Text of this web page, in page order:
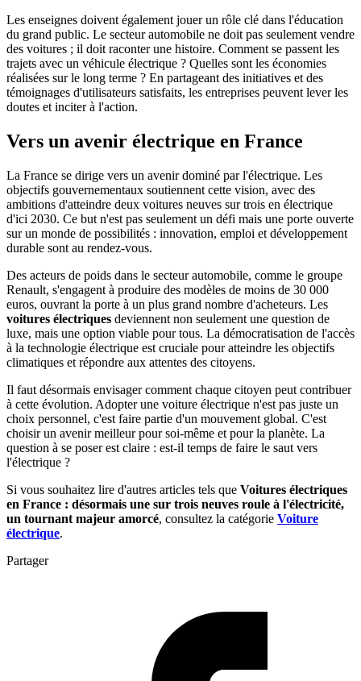
Les enseignes doivent également jouer un rôle clé dans l'éducation
du grand public. Le secteur automobile ne doit pas seulement vendre
des voitures ; il doit raconter une histoire. Comment se passent les
trajets avec un véhicule électrique ? Quelles sont les économies
réalisées sur le long terme ? En partageant des initiatives et des
témoignages d'utilisateurs satisfaits, les entreprises peuvent lever les
doutes et inciter à l'action.
Vers un avenir électrique en France
La France se dirige vers un avenir dominé par l'électrique. Les
objectifs gouvernementaux soutiennent cette vision, avec des
ambitions d'atteindre deux voitures neuves sur trois en électrique
d'ici 2030. Ce but n'est pas seulement un défi mais une porte ouverte
sur un monde de possibilités : innovation, emploi et développement
durable sont au rendez-vous.
Des acteurs de poids dans le secteur automobile, comme le groupe
Renault, s'engagent à produire des modèles de moins de 30 000
euros, ouvrant la porte à un plus grand nombre d'acheteurs. Les
voitures électriques deviennent non seulement une question de
luxe, mais une option viable pour tous. La démocratisation de l'accès
à la technologie électrique est cruciale pour atteindre les objectifs
climatiques et répondre aux attentes des citoyens.
Il faut désormais envisager comment chaque citoyen peut contribuer
à cette évolution. Adopter une voiture électrique n'est pas juste un
choix personnel, c'est faire partie d'un mouvement global. C'est
choisir un avenir meilleur pour soi-même et pour la planète. La
question à se poser est claire : est-il temps de faire le saut vers
l'électrique ?
Si vous souhaitez lire d'autres articles tels que Voitures électriques
en France : désormais une sur trois neuves roule à l'électricité,
un tournant majeur amorcé, consultez la catégorie Voiture
électrique.
Partager